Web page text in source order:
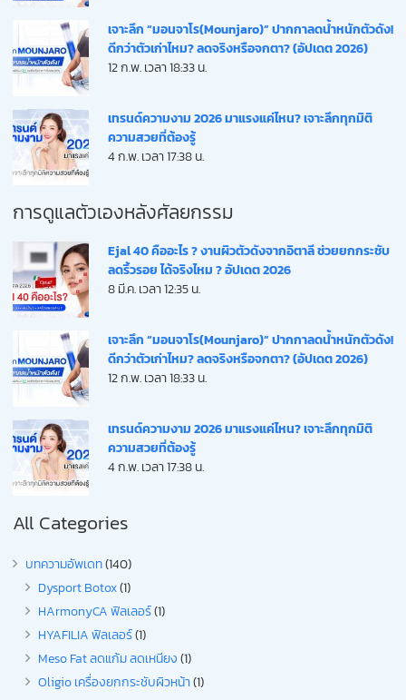
เจาะลึก “มอนจาโร(Mounjaro)” ปากกาลดน้ำหนักตัวดัง!
ดีกว่าตัวเก่าไหม? ลดจริงหรือจกตา? (อัปเดต 2026)
12 ก.พ. เวลา 18:33 น.
เทรนด์ความงาม 2026 มาแรงแค่ไหน? เจาะลึกทุกมิติ
ความสวยที่ต้องรู้
4 ก.พ. เวลา 17:38 น.
การดูแลตัวเองหลังศัลยกรรม
Ejal 40 คืออะไร ? งานผิวตัวดังจากอิตาลี ช่วยยกกระชับ
ลดริ้วรอย ได้จริงไหม ? อัปเดต 2026
8 มี.ค. เวลา 12:35 น.
เจาะลึก “มอนจาโร(Mounjaro)” ปากกาลดน้ำหนักตัวดัง!
ดีกว่าตัวเก่าไหม? ลดจริงหรือจกตา? (อัปเดต 2026)
12 ก.พ. เวลา 18:33 น.
เทรนด์ความงาม 2026 มาแรงแค่ไหน? เจาะลึกทุกมิติ
ความสวยที่ต้องรู้
4 ก.พ. เวลา 17:38 น.
All Categories
บทความอัพเดท(140)
Dysport Botox(1)
HArmonyCA ฟิลเลอร์(1)
HYAFILIA ฟิลเลอร์(1)
Meso Fat ลดแก้ม ลดเหนียง(1)
Oligio เครื่องยกกระชับผิวหน้า(1)